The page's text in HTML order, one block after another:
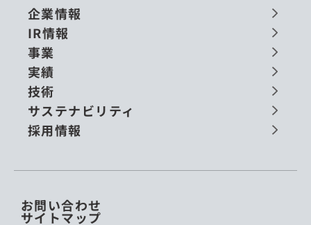
企業情報
IR情報
事業
実績
技術
サステナビリティ
採用情報
お問い合わせ
サイトマップ